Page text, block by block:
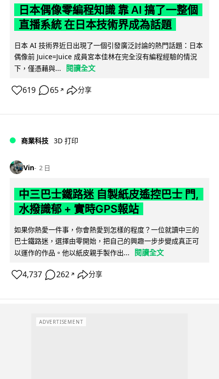
日本偶像零編程知識 靠 AI 搞了一整個
直播系統 在日本技術界成為話題
日本 AI 技術界近日出現了一個引發廣泛討論的熱門話題：日本
偶像前 Juice=Juice 成員宮本佳林在完全沒有編程經驗的情況
下，僅憑藉與...
閱讀全文
619 65 ↗ 分享
商業科技 3D 打印
Vin 2 日
中三巴士鐵路迷 自製紙皮遙控巴士 門,
水撥識郁 + 實時GPS報站
如果你熱愛一件事，你會熱愛到怎樣的程度？一位就讀中三的
巴士鐵路迷，選擇由零開始，把自己的興趣一步步變成真正可
以運作的作品。他以紙皮親手製作出...
閱讀全文
4,737 262 ↗ 分享
ADVERTISEMENT